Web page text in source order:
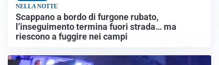
NELLA NOTTE
Scappano a bordo di furgone rubato,
l’inseguimento termina fuori strada… ma
riescono a fuggire nei campi